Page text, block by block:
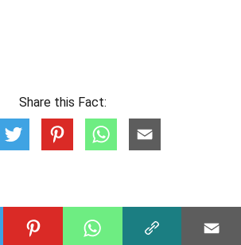
Share this Fact:
Faits saillants